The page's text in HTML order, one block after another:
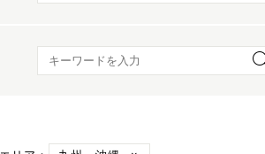
キーワード検索